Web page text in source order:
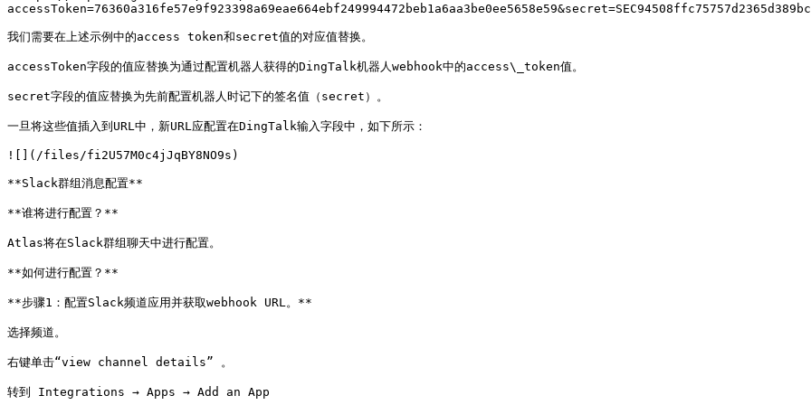
我们需要在上述示例中的access token和secret值的对应值替换。
accessToken字段的值应替换为通过配置机器人获得的DingTalk机器人webhook中的access\_token值。
secret字段的值应替换为先前配置机器人时记下的签名值（secret）。
一旦将这些值插入到URL中，新URL应配置在DingTalk输入字段中，如下所示：
![](/files/fi2U57M0c4jJqBY8NO9s)
**Slack群组消息配置**
**谁将进行配置？**
Atlas将在Slack群组聊天中进行配置。
**如何进行配置？**
**步骤1：配置Slack频道应用并获取webhook URL。**
选择频道。
右键单击“view channel details” 。
转到 Integrations → Apps → Add an App